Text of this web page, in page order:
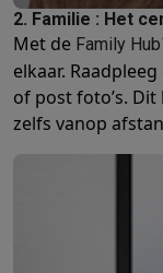
Beauty &
Haarverzorging
Mondhygiëne
Scheren
Lichaamsontharing
2. Familie : Het
Met de Family
elkaar.
of post foto’s.
zelfs vanop